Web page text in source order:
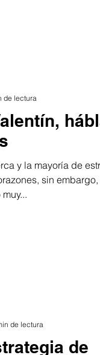
y la mayoría de
sin
de lectura
de
de lectura